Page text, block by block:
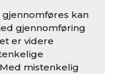
kan
gjennomføring
er videre
mistenkelig